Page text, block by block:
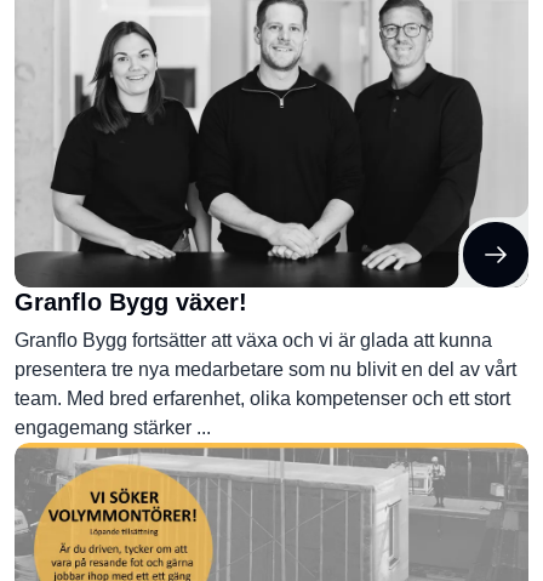
Granflo Bygg växer!
Granflo Bygg fortsätter att växa och vi är glada att kunna
presentera tre nya medarbetare som nu blivit en del av vårt
team. Med bred erfarenhet, olika kompetenser och ett stort
engagemang stärker ...